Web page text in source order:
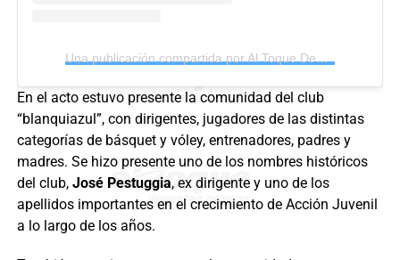
Una publicación compartida por Al Toque Deportes (@altoquedeportes)
En el acto estuvo presente la comunidad del club
“blanquiazul”, con dirigentes, jugadores de las distintas
categorías de básquet y vóley, entrenadores, padres y
madres. Se hizo presente uno de los nombres históricos
del club, José Pestuggia, ex dirigente y uno de los
apellidos importantes en el crecimiento de Acción Juvenil
a lo largo de los años.